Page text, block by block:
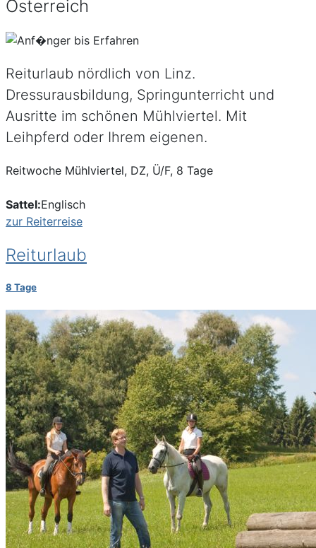
Österreich
Reiturlaub nördlich von Linz.
Dressurausbildung, Springunterricht und
Ausritte im schönen Mühlviertel. Mit
Leihpferd oder Ihrem eigenen.
Reitwoche Mühlviertel, DZ, Ü/F, 8 Tage
Sattel:Englisch
zur Reiterreise
Reiturlaub
8 Tage